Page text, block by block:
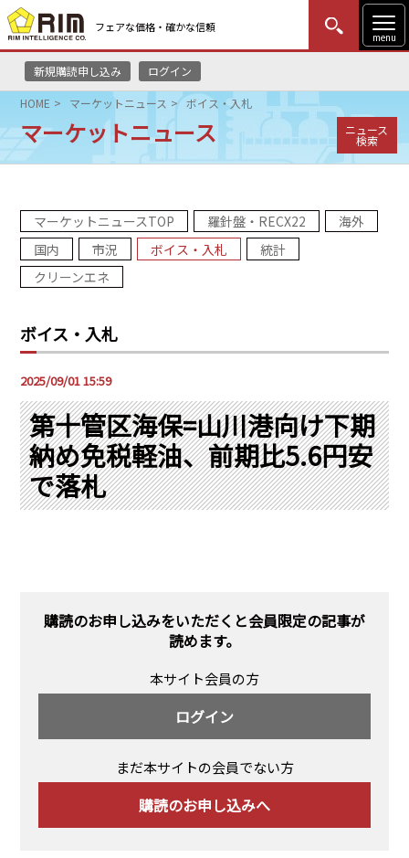
フェアな価格・確かな信頼
menu
新規購読申し込み ログイン
MENU
はじめての方
HOME
リムレポート
メソドロジー
コンサルティング
PRA原則
Q & A
会社概要
お問い合わせ
English Website
瑞姆亜太能源諮問(北京)
Rim Energy Media(韓国語)
HOME マーケットニュース ボイス・入札
マーケットニュース ニュース
検索
マーケットニュースTOP 羅針盤・RECX22
海外
国内
市況 ボイス・入札
統計
クリーンエネ
ボイス・入札
2025/09/01 15:59
第十管区海保=山川港向け下期
納め免税軽油、前期比5.6円安
で落札
購読のお申し込みをいただくと会員限定の記事が
読めます。
本サイト会員の方
ログイン
まだ本サイトの会員でない方
購読のお申し込みへ